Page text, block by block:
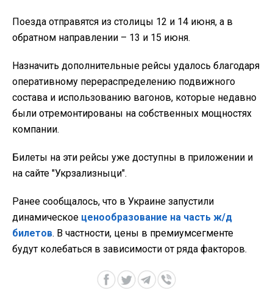
Поезда отправятся из столицы 12 и 14 июня, а в
обратном направлении – 13 и 15 июня.
Назначить дополнительные рейсы удалось благодаря
оперативному перераспределению подвижного
состава и использованию вагонов, которые недавно
были отремонтированы на собственных мощностях
компании.
Билеты на эти рейсы уже доступны в приложении и
на сайте "Укрзализныци".
Ранее сообщалось, что в Украине запустили
динамическое ценообразование на часть ж/д
билетов. В частности, цены в премиумсегменте
будут колебаться в зависимости от ряда факторов.